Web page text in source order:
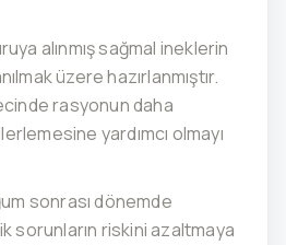
alınmış sağmal ineklerin
üzere hazırlanmıştır.
rasyonun daha
yardımcı olmayı
sonrası dönemde
sorunların riskini azaltmaya